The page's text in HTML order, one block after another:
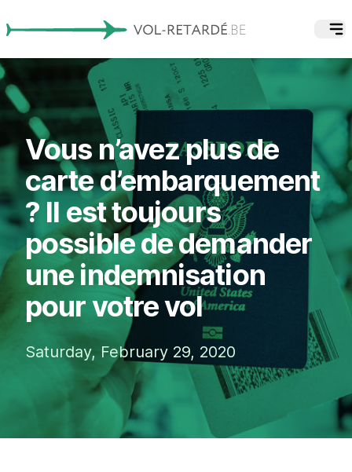
Vous n’avez plus de
carte d’embarquement
? Il est toujours
possible de demander
une indemnisation
pour votre vol
Saturday, February 29, 2020